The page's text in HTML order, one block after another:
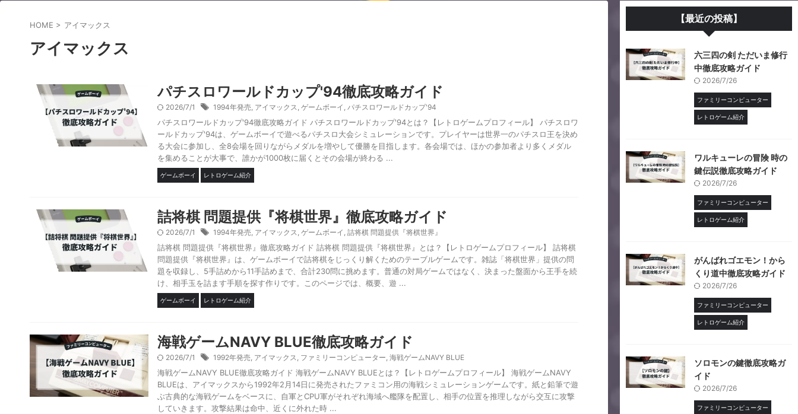
HOME > アイマックス
アイマックス
パチスロワールドカップ'94徹底攻略ガイド
2026/7/1 1994年発売, アイマックス, ゲームボーイ , パチスロワールドカップ'94
パチスロワールドカップ'94徹底攻略ガイド パチスロワールドカップ'94とは？【レトロゲームプロフィール】 パチスロワ
ールドカップ'94は、ゲームボーイで遊べるパチスロ大会シミュレーションです。プレイヤーは世界一のパチスロ王を決め
る大会に参加し、全8会場を回りながらメダルを増やして優勝を目指します。各会場では、ほかの参加者より多くメダル
を集めることが大事で、誰かが1000枚に届くとその会場が終わる ...
ゲームボーイ レトロゲーム紹介
詰将棋 問題提供『将棋世界』徹底攻略ガイド
2026/7/1 1994年発売, アイマックス, ゲームボーイ , 詰将棋 問題提供『将棋世界』
詰将棋 問題提供『将棋世界』徹底攻略ガイド 詰将棋 問題提供『将棋世界』とは？【レトロゲームプロフィール】 詰将棋
問題提供『将棋世界』は、ゲームボーイで詰将棋をじっくり解くためのテーブルゲームです。雑誌「将棋世界」提供の問
題を収録し、5手詰めから11手詰めまで、合計230問に挑めます。普通の対局ゲームではなく、決まった盤面から王手を続
け、相手玉を詰ます手順を探す作りです。このページでは、概要、遊 ...
ゲームボーイ レトロゲーム紹介
海戦ゲームNAVY BLUE徹底攻略ガイド
2026/7/1 1992年発売, アイマックス, ファミリーコンピューター, 海戦ゲームNAVY BLUE
海戦ゲームNAVY BLUE徹底攻略ガイド 海戦ゲームNAVY BLUEとは？【レトロゲームプロフィール】 海戦ゲームNAVY
BLUEは、アイマックスから1992年2月14日に発売されたファミコン用の海戦シミュレーションゲームです。紙と鉛筆で遊
ぶ古典的な海戦ゲームをベースに、自軍とCPU軍がそれぞれ海域へ艦隊を配置し、相手の位置を推理しながら交互に攻撃
していきます。攻撃結果は命中、近くに外れた時 ...
【最近の投稿】
六三四の剣 ただいま修行
中徹底攻略ガイド
2026/7/26
ファミリーコンピューター
レトロゲーム紹介
ワルキューレの冒険 時の
鍵伝説徹底攻略ガイド
2026/7/26
ファミリーコンピューター
レトロゲーム紹介
がんばれゴエモン！から
くり道中徹底攻略ガイド
2026/7/26
ファミリーコンピューター
レトロゲーム紹介
ソロモンの鍵徹底攻略ガ
イド
2026/7/26
ファミリーコンピューター